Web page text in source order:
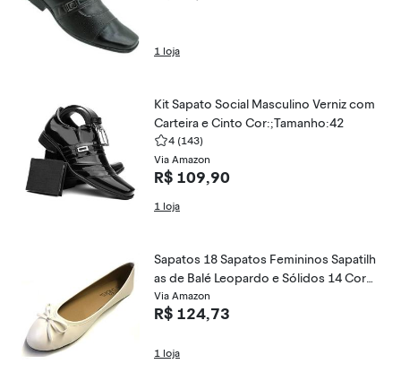
1 loja
Kit Sapato Social Masculino Verniz com
Carteira e Cinto Cor:;Tamanho:42
4 (143)
Via Amazon
R$ 109,90
1 loja
Sapatos 18 Sapatos Femininos Sapatilh
as de Balé Leopardo e Sólidos 14 Core
s, , 7.5
Via Amazon
R$ 124,73
1 loja